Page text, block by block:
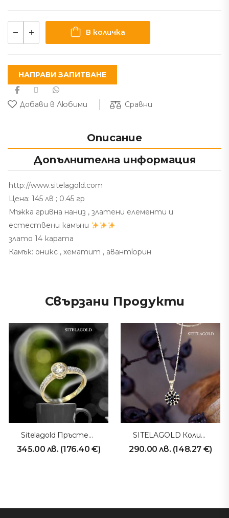
В количка
НАПРАВИ ЗАПИТВАНЕ
Добави в Любими Сравни
Описание
Допълнителна информация
http://www.sitelagold.com
Цена: 145 лв ; 0.45 гр
Мъжка гривна наниз , златени елементи и
естествени камъни
злато 14 карата
Камък: оникс , хематит , авантюрин
Свързани Продукти
Sitelagold Пръстен 231009
345.00 лв. (176.40€)
SITELAGOLD Колие 231018
290.00лв. (148.27 €)